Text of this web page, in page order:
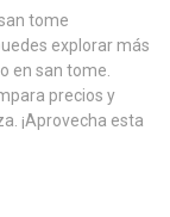
tome
explorar más
en san tome.
precios y
¡Aprovecha esta